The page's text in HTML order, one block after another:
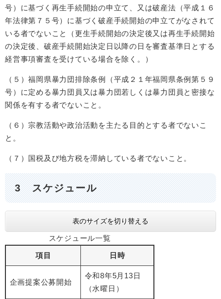
号）に基づく再生手続開始の申立て、又は破産法（平成１６
年法律第７５号）に基づく破産手続開始の申立てがなされて
いる者でないこと（更生手続開始の決定後又は再生手続開始
の決定後、破産手続開始決定日以降の日を審査基準日とする
経営事項審査を受けている場合を除く。）
（５）福岡県暴力団排除条例（平成２１年福岡県条例第５９
号）に定める暴力団員又は暴力団若しくは暴力団員と密接な
関係を有する者でないこと。
（６）宗教活動や政治活動を主たる目的とする者でないこ
と。
（７）国税及び地方税を滞納している者でないこと。
3 スケジュール
表のサイズを切り替える
スケジュール一覧
項目 日時
企画提案公募開始
令和8年5月13日
（水曜日）